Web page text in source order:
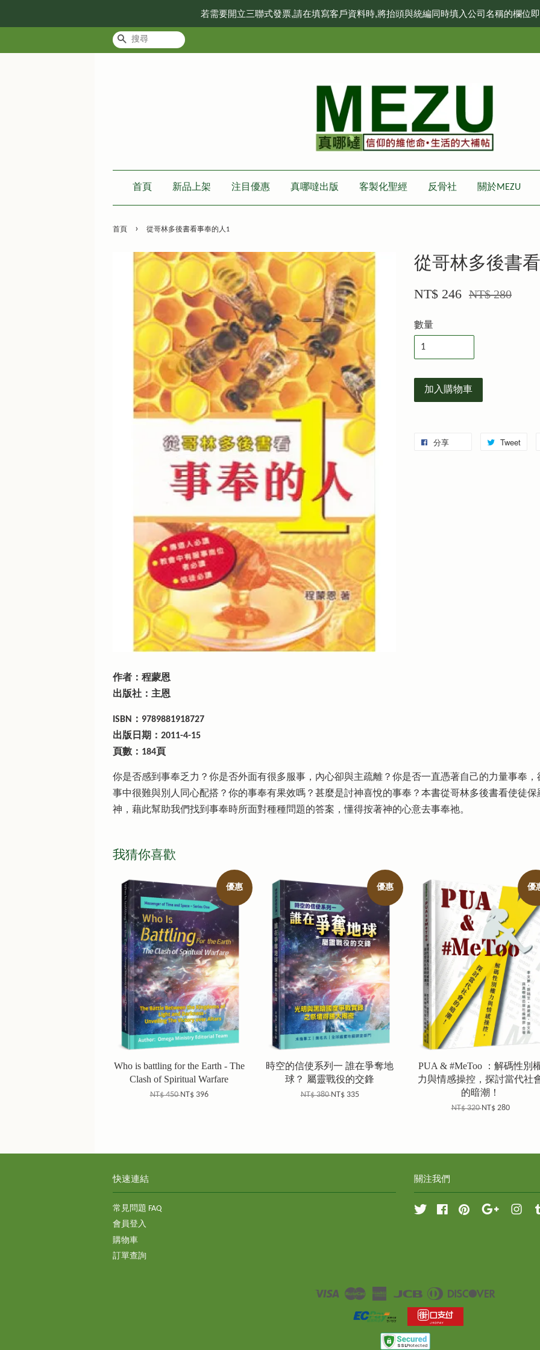
若需要開立三聯式發票,請在填寫客戶資料時,將抬頭與統編同時填入公司名稱的欄位
搜尋
首頁 新品上架 注目優惠 真哪噠出版 客製化聖經 反骨社 關於MEZU
首頁 › 從哥林多後書看事奉的人1
從哥林多後書
NT$ 246 NT$ 280
數量
加入購物車
分享 Tweet
作者：程蒙恩
出版社：主恩
ISBN：9789881918727
出版日期：2011-4-15
頁數：184頁
你是否感到事奉乏力？你是否外面有很多服事，內心卻與主疏離？你是否一直憑著自己的力量事奉
事中很難與別人同心配搭？你的事奉有果效嗎？甚麼是討神喜悅的事奉？本書從哥林多後書看使徒
神，藉此幫助我們找到事奉時所面對種種問題的答案，懂得按著神的心意去事奉祂。
我猜你喜歡
優惠
Who is battling for the Earth - The
Clash of Spiritual Warfare
NT$ 450NT$ 396
優惠
時空的信使系列一 誰在爭奪地
球？ 屬靈戰役的交鋒
NT$ 380NT$ 335
優
PUA & #MeToo ：解碼性別
力與情感操控，探討當代社
的暗潮！
NT$ 320NT$ 280
快速連結
常見問題 FAQ
會員登入
購物車
訂單查詢
關注我們
Twitter FacebookPinterest Google
Visa Master
American
JCB
Diners